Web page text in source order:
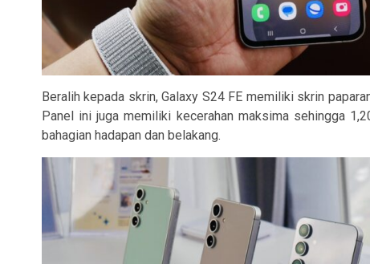
Beralih kepada skrin, Galaxy S24 FE memiliki skrin
Panel ini juga memiliki kecerahan maksima sehingga
bahagian hadapan dan belakang.